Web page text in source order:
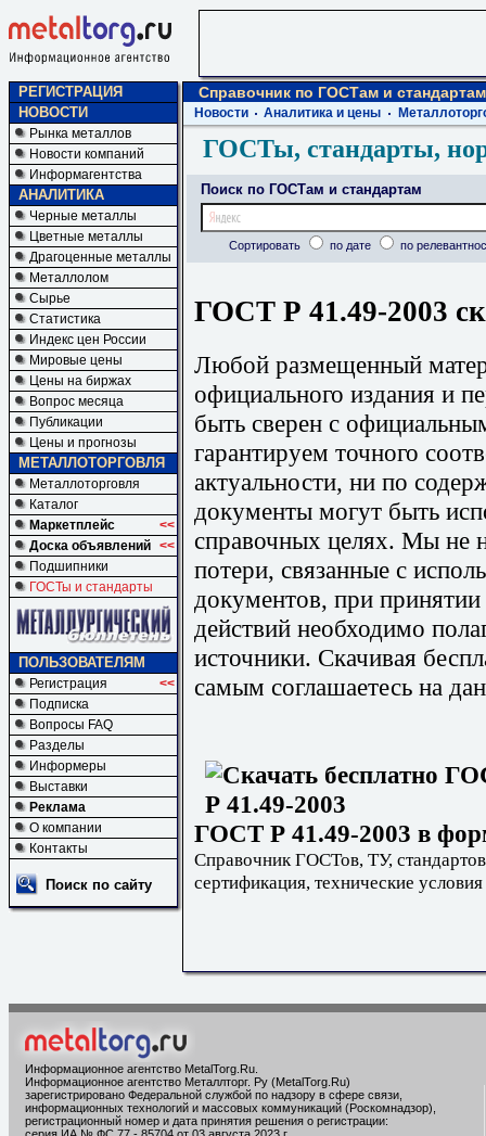
РЕГИСТРАЦИЯ
НОВОСТИ
Рынка металлов
Новости компаний
Информагентства
АНАЛИТИКА
Черные металлы
Цветные металлы
Драгоценные металлы
Металлолом
Сырье
Статистика
Индекс цен России
Мировые цены
Цены на биржах
Вопрос месяца
Публикации
Цены и прогнозы
МЕТАЛЛОТОРГОВЛЯ
Металлоторговля
Каталог
Маркетплейс
<<
Доска объявлений <<
Подшипники
ГОСТы и стандарты
ПОЛЬЗОВАТЕЛЯМ
Регистрация
<<
Подписка
Вопросы FAQ
Разделы
Информеры
Выставки
Реклама
О компании
Контакты
Поиск по сайту
Справочник по ГОСТам и стандартам
Новости Аналитика и цены
ГОСТы, стандарты,
Поиск по ГОСТам и стандартам
Сортировать по дате по
ГОСТ Р 41.49-2003
Любой размещенный
официального издания и
быть сверен с
гарантируем точного
актуальности, ни по
документы могут быть
справочных целях. Мы не
потери, связанные с
документов, при
действий необходимо
источники. Скачивая
самым соглашаетесь на
ГОСТ Р 41.49-2003 в
Справочник ГОСТов, ТУ,
сертификация, технические условия
Информационное агентство MetalTorg.Ru
Информационное агентство Металлторг. Ру (MetalTorg.Ru)
зарегистрировано Федеральной службой по надзору в сфере связи,
информационных технологий и массовых коммуникаций (Роскомнадзор),
регистрационный номер и дата принятия решения о регистрации: